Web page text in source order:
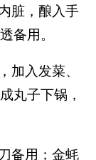
脏，酿入手
备用。
加入发菜、
丸子下锅，
备用；金蚝